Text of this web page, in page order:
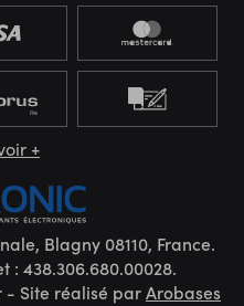
+
Blagny 08110, France.
: 438.306.680.00028.
- Site réalisé parArobases